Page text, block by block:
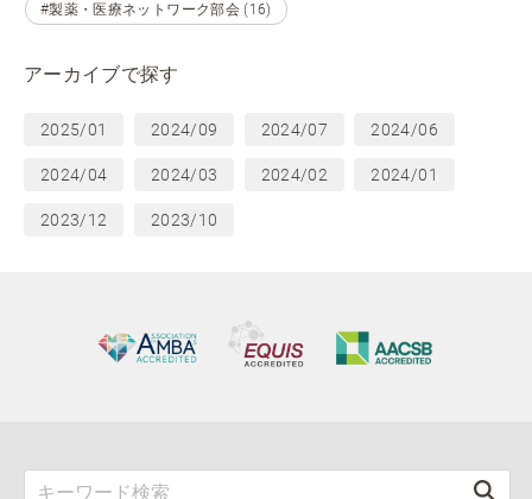
#製薬・医療ネットワーク部会 (16)
アーカイブで探す
2025/01 2024/09 2024/07 2024/06
2024/04 2024/03 2024/02 2024/01
2023/12 2023/10